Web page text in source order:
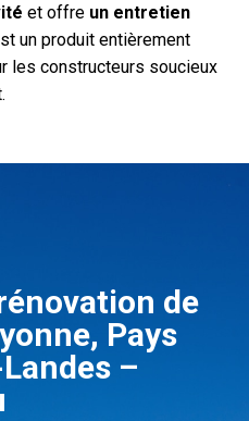
et offre un entretien
un produit entièrement
les constructeurs soucieux
de
Pays
–